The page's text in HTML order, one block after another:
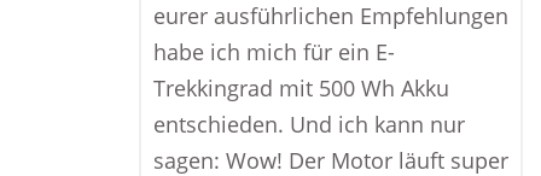
eurer ausführlichen Empfehlungen
habe ich mich für ein E-
Trekkingrad mit 500 Wh Akku
entschieden. Und ich kann nur
sagen: Wow! Der Motor läuft super